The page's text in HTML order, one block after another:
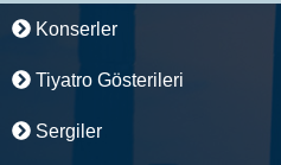
Konserler
Tiyatro Gösterileri
Sergiler